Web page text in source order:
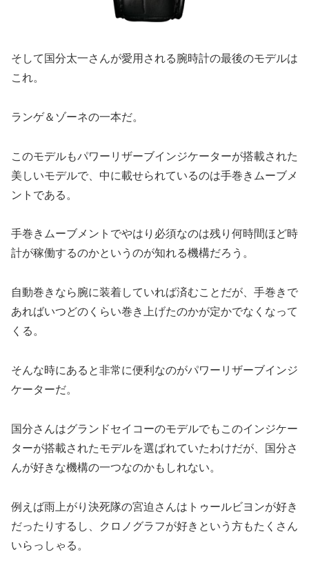
そして国分太一さんが愛用される腕時計の最後のモデルは
これ。
ランゲ＆ゾーネの一本だ。
このモデルもパワーリザーブインジケーターが搭載された
美しいモデルで、中に載せられているのは手巻きムーブメ
ントである。
手巻きムーブメントでやはり必須なのは残り何時間ほど時
計が稼働するのかというのが知れる機構だろう。
自動巻きなら腕に装着していれば済むことだが、手巻きで
あればいつどのくらい巻き上げたのかが定かでなくなって
くる。
そんな時にあると非常に便利なのがパワーリザーブインジ
ケーターだ。
国分さんはグランドセイコーのモデルでもこのインジケー
ターが搭載されたモデルを選ばれていたわけだが、国分さ
んが好きな機構の一つなのかもしれない。
例えば雨上がり決死隊の宮迫さんはトゥールビヨンが好き
だったりするし、クロノグラフが好きという方もたくさん
いらっしゃる。